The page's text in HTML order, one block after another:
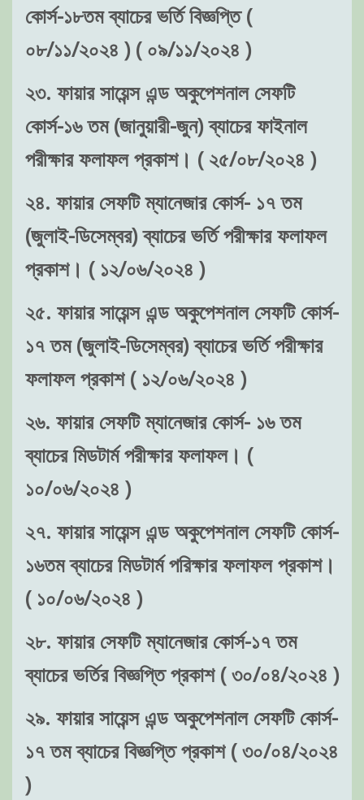
কোর্স-১৮তম ব্যাচের ভর্তি বিজ্ঞপ্তি (
০৮/১১/২০২৪ ) ( ০৯/১১/২০২৪ )
২৩. ফায়ার সায়েন্স এন্ড অকুপেশনাল সেফটি
কোর্স-১৬ তম (জানুয়ারী-জুন) ব্যাচের ফাইনাল
পরীক্ষার ফলাফল প্রকাশ। ( ২৫/০৮/২০২৪ )
২৪. ফায়ার সেফটি ম্যানেজার কোর্স- ১৭ তম
(জুলাই-ডিসেম্বর) ব্যাচের ভর্তি পরীক্ষার ফলাফল
প্রকাশ। ( ১২/০৬/২০২৪ )
২৫. ফায়ার সায়েন্স এন্ড অকুপেশনাল সেফটি কোর্স-
১৭ তম (জুলাই-ডিসেম্বর) ব্যাচের ভর্তি পরীক্ষার
ফলাফল প্রকাশ ( ১২/০৬/২০২৪ )
২৬. ফায়ার সেফটি ম্যানেজার কোর্স- ১৬ তম
ব্যাচের মিডটার্ম পরীক্ষার ফলাফল। (
১০/০৬/২০২৪ )
২৭. ফায়ার সায়েন্স এন্ড অকুপেশনাল সেফটি কোর্স-
১৬তম ব্যাচের মিডটার্ম পরিক্ষার ফলাফল প্রকাশ।
( ১০/০৬/২০২৪ )
২৮. ফায়ার সেফটি ম্যানেজার কোর্স-১৭ তম
ব্যাচের ভর্তির বিজ্ঞপ্তি প্রকাশ ( ৩০/০৪/২০২৪ )
২৯. ফায়ার সায়েন্স এন্ড অকুপেশনাল সেফটি কোর্স-
১৭ তম ব্যাচের বিজ্ঞপ্তি প্রকাশ ( ৩০/০৪/২০২৪
)